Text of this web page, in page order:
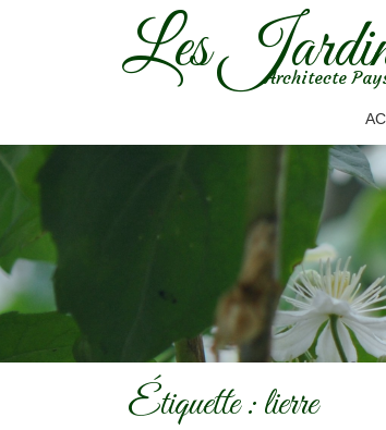
Les Architecte
Étiquette :lierre